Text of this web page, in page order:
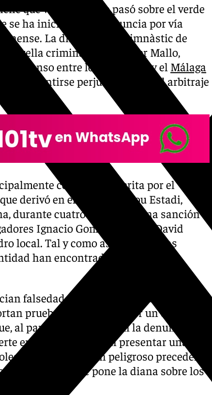
que ver con lo que pasó sobre el verde
se ha iniciado una denuncia por vía
La directiva del Gimnàstic de
querella criminal contra Eder Mallo,
ascenso entre los catalanes y el Málaga
sentirse perjudicado por el arbitraje
con el acta escrita por el
derivó en el cierre del Nou Estadi,
durante cuatro partidos y una sanción
Ignacio González Ruiz y David
local. Tal y como aseguran varias
han encontrado pruebas del
falsedad en el acta redactado por Eder
pruebas cosechadas por un equipo de
al parecer, respaldarían la denuncia. De
en el primer club en presentar una
sentando un peligroso precedente
normalmente, se pone la diana sobre los